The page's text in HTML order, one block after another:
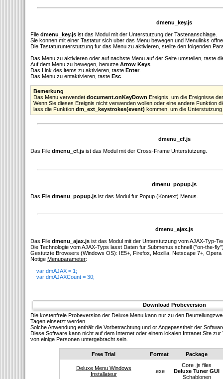
dmenu_key.js
File dmenu_key.js ist das Modul mit der Unterstutzung der Tastenanschlage.
Sie konnen mit einer Tastatur sich uber das Menu bewegen und Menulinks
Die Tastaturunterstutzung fur das Menu zu aktivieren, stellte den folgenden
Das Menu zu aktivieren oder auf nachste Menu auf der Seite umstellen, taste
Auf dem Menu zu bewegen, benutze Arrow Keys
Das Link des items zu aktivieren, taste Enter.
Das Menu zu entaktivieren, taste Esc
Bemerkung
Das Menu verwendet document.onKeyDown Ereignis, um die Ereignisse
Wenn Sie dieses Ereignis nicht verwenden wollen oder eine andere Funktion
lass die Funktion dm_ext_keystrokes(event) kommen, um die
dmenu_cf.js
Das File dmenu_cf.js ist das Modul mit der Cross-Frame Unterstutzung.
dmenu_popup.js
Das File dmenu_popup.js ist das Modul fur Popup (Kontext) Menus.
dmenu_ajax.js
Das File dmenu_ajax.js ist das Modul mit der Unterstutzung vom AJAX-Typ-
Die Technologie vom AJAX-Typs lasst Daten fur Submenus schnell ("on-the-
Gestutzte Browsers (Windows OS): IE5+, Firefox, Mozilla, Netscape 7+, Opera
Notige Menuparameter:
var dmAJAX = 1;
var dmAJAXCount = 30;
Download Probeversion
Die kostenfreie Probeversion der Deluxe Menu kann nur zu den
Tagen einsetzt werden.
Solсhe Anwendung enthält die Vorbetrachtung und or Angepasstheit der
Diese Software kann nicht auf dem Internet oder einem lokalen Intranet Site
von einige Personen untergebracht sein.
Free Trial Format Package
Deluxe Menu Windows
Installateur
.exe
Core .js files
Deluxe Tuner GUI
Schablonen